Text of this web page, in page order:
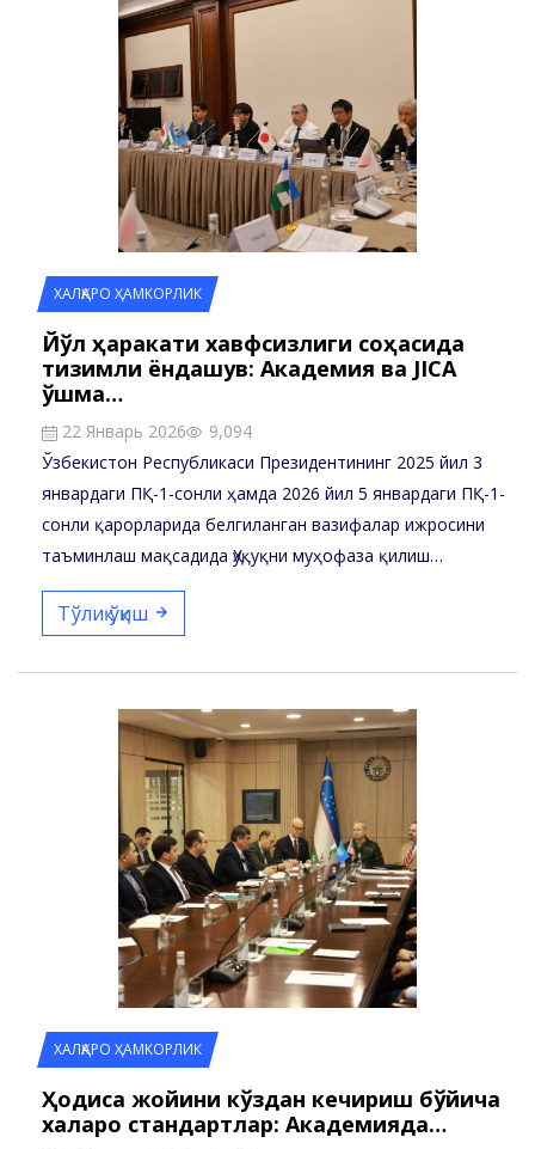
ХАЛҚАРО ҲАМКОРЛИК
Йўл ҳаракати хавфсизлиги соҳасида
тизимли ёндашув: Академия ва JICA
қўшма…
22 Январь 2026
9,094
Ўзбекистон Республикаси Президентининг 2025 йил 3
январдаги ПҚ-1-сонли ҳамда 2026 йил 5 январдаги ПҚ-1-
сонли қарорларида белгиланган вазифалар ижросини
таъминлаш мақсадида Ҳуқуқни муҳофаза қилиш…
Тўлиқ ўқиш
ХАЛҚАРО ҲАМКОРЛИК
Ҳодиса жойини кўздан кечириш бўйича
халқаро стандартлар: Академияда…